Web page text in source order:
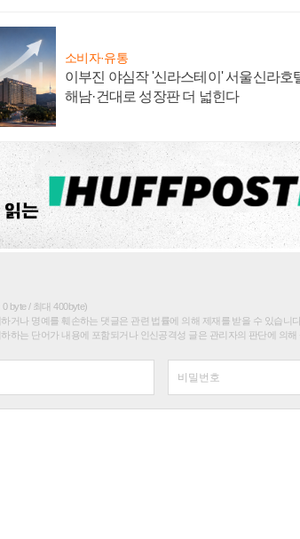
소비자·유통
이부진 야심작 '신라스테이' 서울신라호
해남·건대로 성장판 더 넓힌다
byte / 최대 400byte)
거나 명예를 훼손하는 댓글은 관련 법률에 의해 제재를 받을 수 있습니
하는 단어가 내용에 포함되거나 인신공격성 글은 관리자의 판단에 의해